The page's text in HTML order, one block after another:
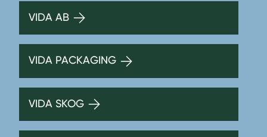
VIDA AB
VIDA PACKAGING
VIDA SKOG